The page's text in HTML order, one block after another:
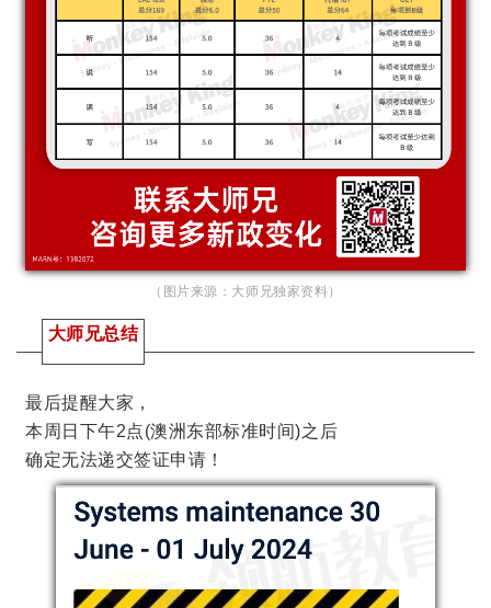
（图片来源：大师兄独家资料）
大师兄总结
最后提醒大家，
本周日下午2点(澳洲东部标准时间)之后
确定无法递交签证申请！